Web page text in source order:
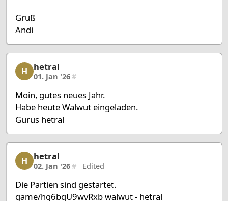
Gruß
Andi
hetral, 37/58, 01. Jan '26
H hetral
01. Jan '26#
Moin, gutes neues Jahr.
Habe heute Walwut eingeladen.
Gurus hetral
hetral, 38/58, 02. Jan '26
H hetral
02. Jan '26# Edited
Die Partien sind gestartet.
game/hg6bqU9wvRxb walwut - hetral